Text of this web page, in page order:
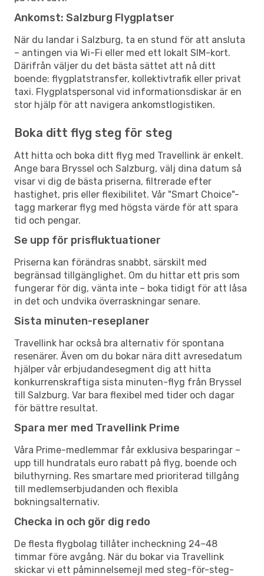
Ankomst: Salzburg Flygplatser
När du landar i Salzburg, ta en stund för att ansluta
– antingen via Wi-Fi eller med ett lokalt SIM-kort.
Därifrån väljer du det bästa sättet att nå ditt
boende: flygplatstransfer, kollektivtrafik eller privat
taxi. Flygplatspersonal vid informationsdiskar är en
stor hjälp för att navigera ankomstlogistiken.
Boka ditt flyg steg för steg
Att hitta och boka ditt flyg med Travellink är enkelt.
Ange bara Bryssel och Salzburg, välj dina datum så
visar vi dig de bästa priserna, filtrerade efter
hastighet, pris eller flexibilitet. Vår "Smart Choice"-
tagg markerar flyg med högsta värde för att spara
tid och pengar.
Se upp för prisfluktuationer
Priserna kan förändras snabbt, särskilt med
begränsad tillgänglighet. Om du hittar ett pris som
fungerar för dig, vänta inte – boka tidigt för att låsa
in det och undvika överraskningar senare.
Sista minuten-reseplaner
Travellink har också bra alternativ för spontana
resenärer. Även om du bokar nära ditt avresedatum
hjälper vår erbjudandesegment dig att hitta
konkurrenskraftiga sista minuten-flyg från Bryssel
till Salzburg. Var bara flexibel med tider och dagar
för bättre resultat.
Spara mer med Travellink Prime
Våra Prime-medlemmar får exklusiva besparingar –
upp till hundratals euro rabatt på flyg, boende och
biluthyrning. Res smartare med prioriterad tillgång
till medlemserbjudanden och flexibla
bokningsalternativ.
Checka in och gör dig redo
De flesta flygbolag tillåter incheckning 24–48
timmar före avgång. När du bokar via Travellink
skickar vi ett påminnelsemejl med steg-för-steg-